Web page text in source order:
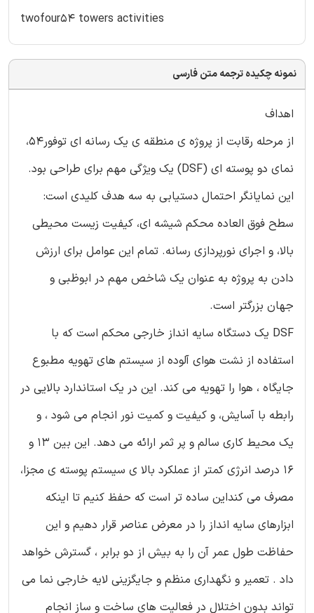
twofour54 towers activities
نمونه چکیده ترجمه متن فارسی
اهداف
از مرحله رقابت از پروژه ی منطقه ی یک رسانه ای توفور54،
نمای دو پوسته ای (DSF) یک ویژگی مهم برای طراحی بود.
این نمایانگر احتمال دستیابی به سه هدف کلیدی است:
سطح فوق العاده محکم شیشه ای، کیفیت زیست محیطی
بالا، و اجرای نورپردازی رسانه. تمام این عوامل برای ارزش
دادن به پروژه به عنوان یک شاخص مهم در ابوظبی و
جهان بزرگتر است.
DSF یک دستگاه سایه انداز خارجی محکم است که با
استفاده از نشت هوای آلوده از سیستم های تهویه مطبوع
جایگاه ، هوا را تهویه می کند. این در یک استاندارد بالایی در
رابطه با آسایش، و کیفیت و کمیت نور انجام می شود ، و
یک محیط کاری سالم و پر ثمر ارائه می دهد. این بین 13 و
16 درصد انرژی کمتر از عملکرد بالا ی سیستم پوسته ی مجزا،
مصرف می کنداین ساده تر است که حفظ کنیم تا اینکه
ابزارهای سایه انداز را در معرض عناصر قرار دهیم و این
حفاظت طول عمر آن را به بیش از دو برابر ، گسترش خواهد
داد . تعمیر و نگهداری منظم و جایگزینی لایه خارجی نما می
تواند بدون اختلال در فعالیت های ساخت و ساز انجام